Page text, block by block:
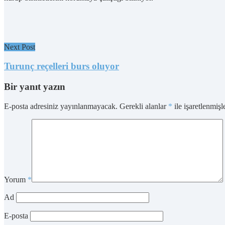
Next Post
Turunç reçelleri burs oluyor
Bir yanıt yazın
E-posta adresiniz yayınlanmayacak. Gerekli alanlar * ile
Yorum *
Ad
E-posta